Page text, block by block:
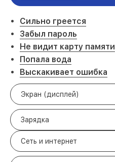
Сильно греется
Забыл пароль
Не видит карту памяти
Попала вода
Выскакивает ошибка
Экран (дисплей)
Зарядка
Сеть и интернет